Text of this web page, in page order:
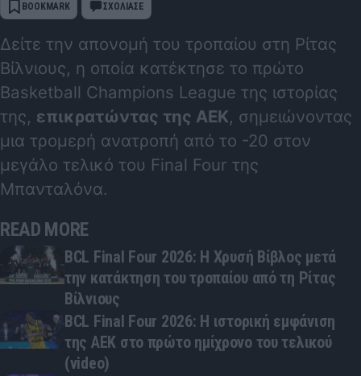
BOOKMARK ΣΧΟΛΙΑΣΕ
Δείτε την απονομή του τροπαίου στη Ρίτας
Βίλνιους, η οποία κατέκτησε το πρώτο
Basketball Champions League της ιστορίας
της, επικρατώντας της ΑΕΚ, σημειώνοντας
μια τρομερή ανατροπή από το -20 στον
μεγάλο τελικό του Final Four της
Μπανταλόνα.
READ MORE
BCL Final Four 2026: Η Χρυσή Βίβλος μετά
την κατάκτηση του τροπαίου από τη Ρίτας
Βίλνιους
BCL Final Four 2026: Η ιστορική εμφάνιση
της ΑΕΚ στο πρώτο ημίχρονο του τελικού
(video)